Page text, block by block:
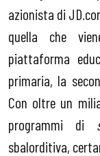
azionista di
quella che
piattaforma
primaria, la
Con oltre un
programmi di
sbalorditiva,